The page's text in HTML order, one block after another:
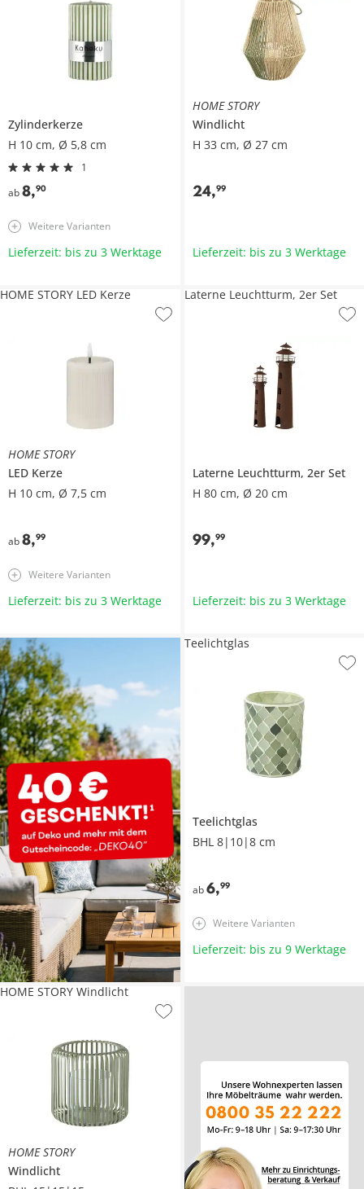
Zylinderkerze
H 10 cm, Ø 5,8 cm
1
ab8,90
Weitere Varianten
Lieferzeit: bis zu 3 Werktage
HOME STORY
Windlicht
H 33 cm, Ø 27 cm
24,99
Lieferzeit: bis zu 3 Werktage
HOME STORY
LED Kerze
H 10 cm, Ø 7,5 cm
ab8,99
HOME STORY LED Kerze
Weitere Varianten
Lieferzeit: bis zu 3 Werktage
Laterne Leuchtturm, 2er Set
H 80 cm, Ø 20 cm
99,99
Laterne Leuchtturm, 2er Set
Lieferzeit: bis zu 3 Werktage
Teelichtglas
BHL 8|10|8 cm
ab 6,99
Teelichtglas
Weitere Varianten
Lieferzeit: bis zu 9 Werktage
HOME STORY
Windlicht
HOME STORY Windlicht